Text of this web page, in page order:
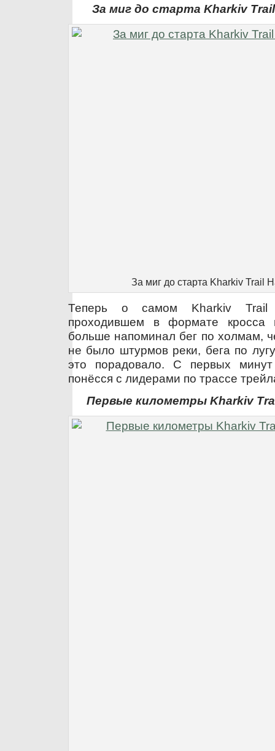
За миг до старта Kharkiv
За миг до старта Kharkiv Trail
Теперь о самом Kharkiv Trail
проходившем в формате кросса
больше напоминал бег по холмам,
не было штурмов реки, бега по
это порадовало. С первых
понёсся с лидерами по трассе
Первые километры Kharkiv